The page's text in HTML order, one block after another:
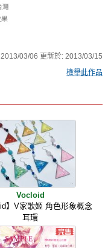
2013/03/06 更新於: 2013/03/15
檢舉此作品
Vocloid
】V家歌姬 角色形象概念
耳環